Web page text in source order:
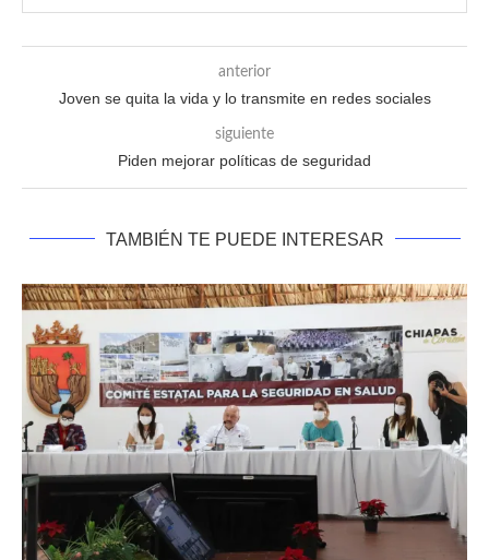
anterior
Joven se quita la vida y lo transmite en redes sociales
siguiente
Piden mejorar políticas de seguridad
TAMBIÉN TE PUEDE INTERESAR